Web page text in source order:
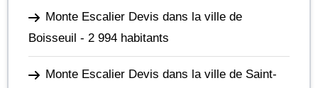
Monte Escalier Devis dans la ville de
Boisseuil - 2 994 habitants
Monte Escalier Devis dans la ville de Saint-